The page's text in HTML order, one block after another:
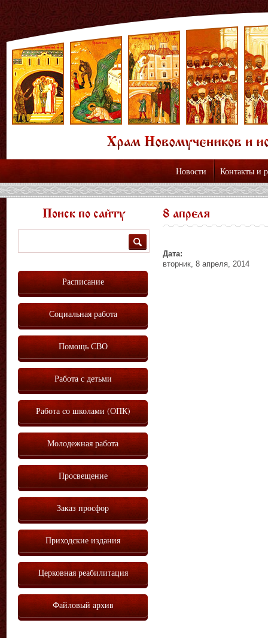
Новости Контакты и
8 апреля
Дата:
вторник, 8 апреля, 2014
Поиск по сайту
Расписание
Социальная работа
Помощь СВО
Работа с детьми
Работа со школами (ОПК)
Молодежная работа
Просвещение
Заказ просфор
Приходские издания
Церковная реабилитация
Файловый архив